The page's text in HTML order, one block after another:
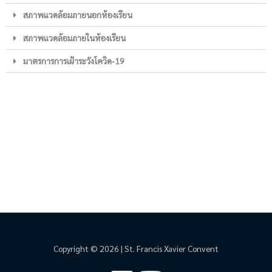
สภาพแวดล้อมภายนอกห้องเรียน
สภาพแวดล้อมภายในห้องเรียน
มาตรการการเฝ้าระวังโควิด-19
Copyright © 2026 | St. Francis Xavier Convent